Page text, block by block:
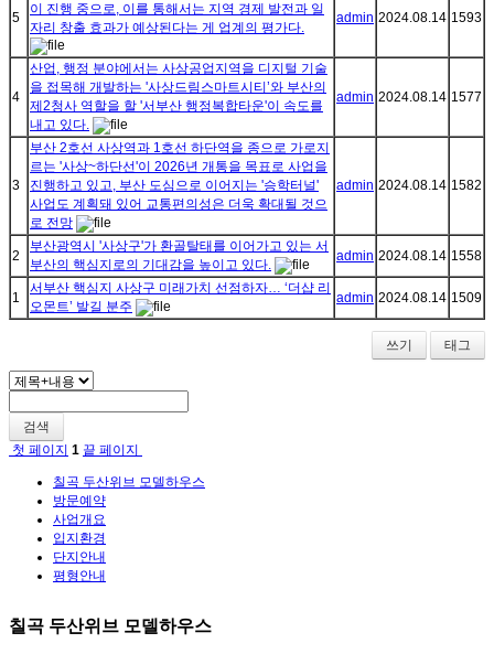
5
이 진행 중으로, 이를 통해서는 지역 경제 발전과 일
자리 창출 효과가 예상된다는 게 업계의 평가다.
admin 2024.08.14 1593
4
산업, 행정 분야에서는 사상공업지역을 디지털 기술
을 접목해 개발하는 '사상드림스마트시티’와 부산의
제2청사 역할을 할 '서부산 행정복합타운'이 속도를
내고 있다.
admin 2024.08.14 1577
3
부산 2호선 사상역과 1호선 하단역을 종으로 가로지
르는 '사상~하단선'이 2026년 개통을 목표로 사업을
진행하고 있고, 부산 도심으로 이어지는 '승학터널'
사업도 계획돼 있어 교통편의성은 더욱 확대될 것으
로 전망
admin 2024.08.14 1582
2
부산광역시 '사상구'가 환골탈태를 이어가고 있는 서
부산의 핵심지로의 기대감을 높이고 있다.
admin 2024.08.14 1558
1
서부산 핵심지 사상구 미래가치 선점하자… ‘더샵 리
오몬트’ 발길 분주
admin 2024.08.14 1509
쓰기 태그
검색
첫 페이지 1 끝 페이지
칠곡 두산위브 모델하우스
방문예약
사업개요
입지환경
단지안내
평형안내
칠곡 두산위브 모델하우스